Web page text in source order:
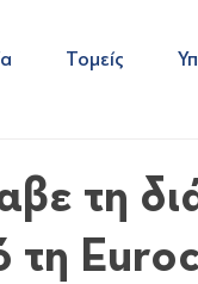
Τομείς
τη
τη